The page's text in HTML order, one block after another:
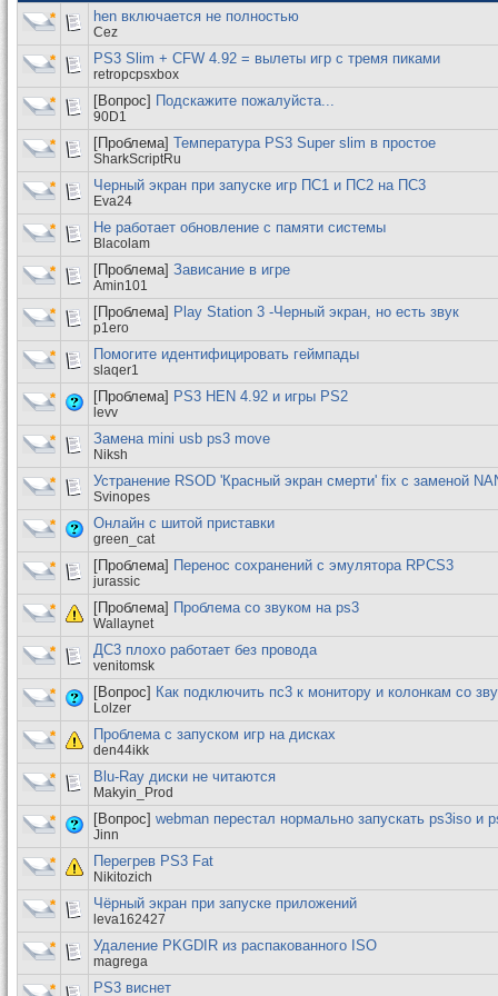
hen включается не полностью
Cez
PS3 Slim + CFW 4.92 = вылеты игр с тремя пиками
retropcpsxbox
[Вопрос] Подскажите пожалуйста...
90D1
[Проблема] Температура PS3 Super slim в простое
SharkScriptRu
Черный экран при запуске игр ПС1 и ПС2 на ПС3
Eva24
Не работает обновление с памяти системы
Blacolam
[Проблема] Зависание в игре
Amin101
[Проблема] Play Station 3 -Черный экран, но есть звук
p1ero
Помогите идентифицировать геймпады
slaqer1
[Проблема] PS3 HEN 4.92 и игры PS2
levv
Замена mini usb ps3 move
Niksh
Устранение RSOD 'Красный экран смерти' fix с заменой
Svinopes
Онлайн с шитой приставки
green_cat
[Проблема] Перенос сохранений с эмулятора RPCS3
jurassic
[Проблема] Проблема со звуком на ps3
Wallaynet
ДС3 плохо работает без провода
venitomsk
[Вопрос] Как подключить пс3 к монитору и колонкам со
Lolzer
Проблема с запуском игр на дисках
den44ikk
Blu-Ray диски не читаются
Makyin_Prod
[Вопрос] webman перестал нормально запускать ps3iso и
Jinn
Перегрев PS3 Fat
Nikitozich
Чёрный экран при запуске приложений
leva162427
Удаление PKGDIR из распакованного ISO
magrega
PS3 виснет